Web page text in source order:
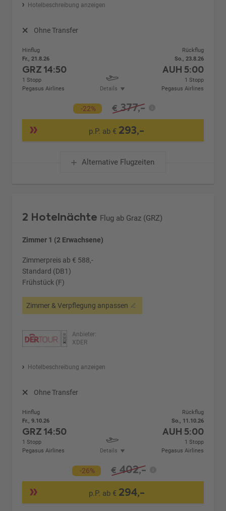
Hotelbeschreibung anzeigen
Ohne Transfer
Hinflug
Fr., 21.8.26
GRZ14:50
1 Stopp
Pegasus Airlines
Details
Rückflug
So., 23.8.26
AUH 5:00
1 Stopp
Pegasus Airlines
-22% € 377,-
p.P. ab € 293,-
Alternative Flugzeiten
2 Hotelnächte Flug ab Graz (GRZ)
Zimmer 1 (2 Erwachsene)
Zimmerpreis ab € 588,-
Standard (DB1)
Frühstück (F)
Zimmer & Verpflegung anpassen
Anbieter:
XDER
Hotelbeschreibung anzeigen
Ohne Transfer
Hinflug
Fr., 9.10.26
GRZ14:50
1 Stopp
Pegasus Airlines
Details
Rückflug
So., 11.10.26
AUH 5:00
1 Stopp
Pegasus Airlines
-26% € 402,-
p.P. ab € 294,-